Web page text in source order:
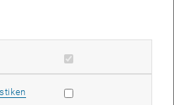
Dekan Prof. Dr. Wolfgang
Online, via Zoom
Cookies zulassen
Statistik Cookies zulassen